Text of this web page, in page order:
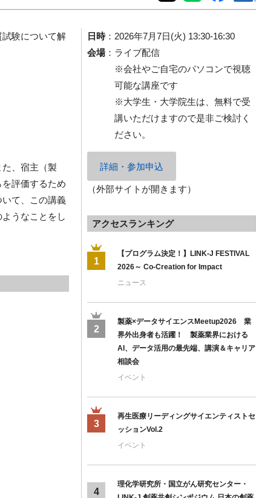
験について解
、宿主（製
評価するため
て、この講義
うなことをし
日時： 2026年7月7日(火) 13:30-16:30
会場： ライブ配信
※会社やご自宅のパソコンで視聴
可能な講座です
※大学生・大学院生は、無料で受
講いただけますので是非ご検討く
ださい。
詳細・参加申込
（外部サイトが開きます）
アクセスランキング
1
【プログラム決定！】LINK-J FESTIVAL
2026～ Co-Creation for Impact
ニュース
2
製薬×データサイエンスMeetup2026 業
界外出身者も活躍！ 製薬業界における
AI、データ活用の最先端、講演＆キャリア
相談会
イベント
3
再生医療リーディングサイエンティストセ
ッションVol.2
イベント
4
理化学研究所・国立がん研究センター・